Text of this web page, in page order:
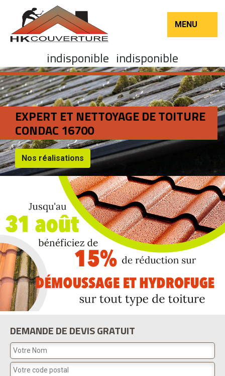
MENU
indisponible indisponible
EXPERT ET NETTOYAGE DE TOITURE
CONDAC 16700
Nos réalisations
DEMANDE DE DEVIS GRATUIT